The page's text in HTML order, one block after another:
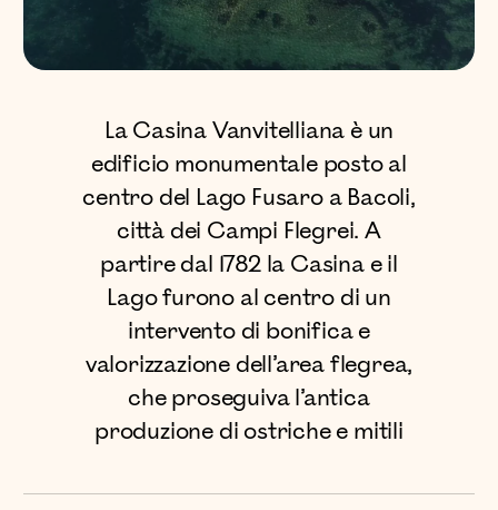
La Casina Vanvitelliana è un
edificio monumentale posto al
centro del Lago Fusaro a Bacoli,
città dei Campi Flegrei. A
partire dal 1782 la Casina e il
Lago furono al centro di un
intervento di bonifica e
valorizzazione dell’area flegrea,
che proseguiva l’antica
produzione di ostriche e mitili